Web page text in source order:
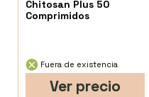
Chitosan Plus 50
Comprimidos
Fuera de existencia
Ver precio